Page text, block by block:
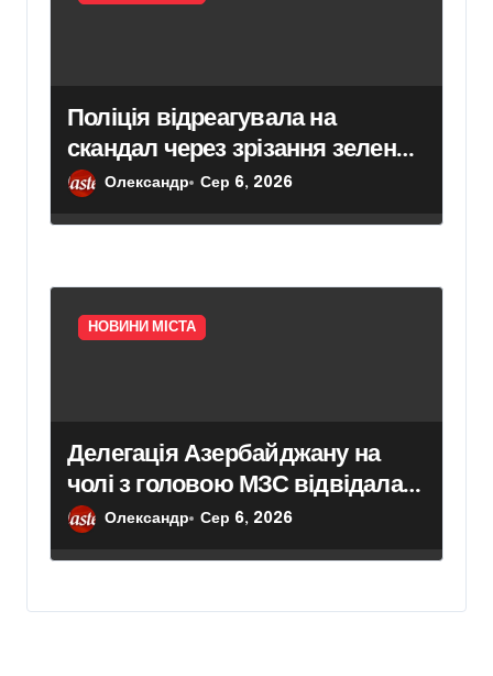
Поліція відреагувала на
скандал через зрізання зелених
насаджень у Голосіївському
Олександр Сер 6, 2026
НОВИНИ МІСТА
Делегація Азербайджану на
чолі з головою МЗС відвідала
ІрпіньОлександр Сер 6, 2026